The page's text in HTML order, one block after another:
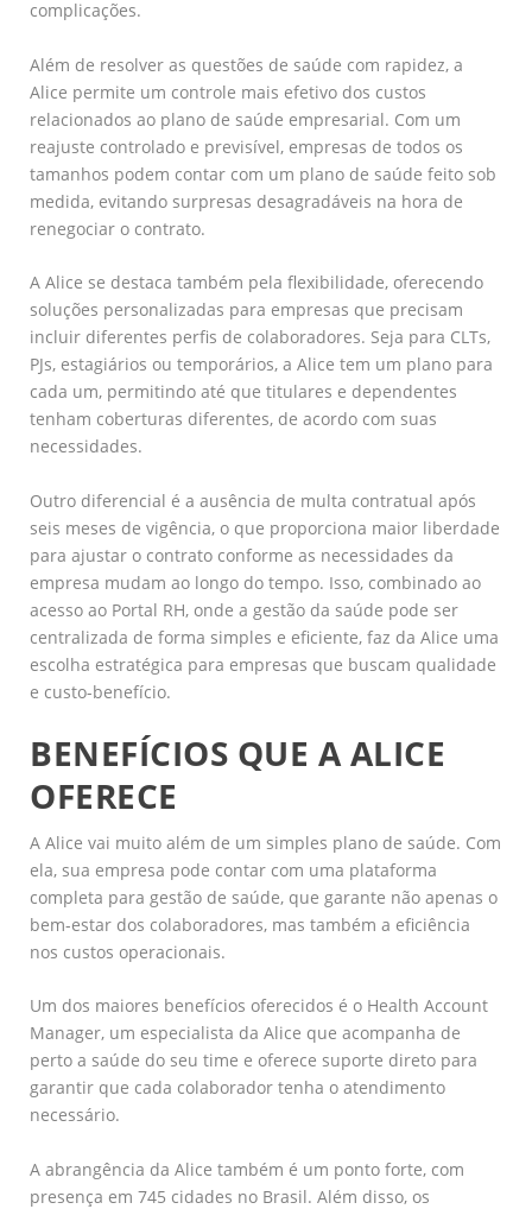
complicações.
Além de resolver as questões de saúde com rapidez, a
Alice permite um controle mais efetivo dos custos
relacionados ao plano de saúde empresarial. Com um
reajuste controlado e previsível, empresas de todos os
tamanhos podem contar com um plano de saúde feito sob
medida, evitando surpresas desagradáveis na hora de
renegociar o contrato.
A Alice se destaca também pela flexibilidade, oferecendo
soluções personalizadas para empresas que precisam
incluir diferentes perfis de colaboradores. Seja para CLTs,
PJs, estagiários ou temporários, a Alice tem um plano para
cada um, permitindo até que titulares e dependentes
tenham coberturas diferentes, de acordo com suas
necessidades.
Outro diferencial é a ausência de multa contratual após
seis meses de vigência, o que proporciona maior liberdade
para ajustar o contrato conforme as necessidades da
empresa mudam ao longo do tempo. Isso, combinado ao
acesso ao Portal RH, onde a gestão da saúde pode ser
centralizada de forma simples e eficiente, faz da Alice uma
escolha estratégica para empresas que buscam qualidade
e custo-benefício.
BENEFÍCIOS QUE A ALICE
OFERECE
A Alice vai muito além de um simples plano de saúde. Com
ela, sua empresa pode contar com uma plataforma
completa para gestão de saúde, que garante não apenas o
bem-estar dos colaboradores, mas também a eficiência
nos custos operacionais.
Um dos maiores benefícios oferecidos é o Health Account
Manager, um especialista da Alice que acompanha de
perto a saúde do seu time e oferece suporte direto para
garantir que cada colaborador tenha o atendimento
necessário.
A abrangência da Alice também é um ponto forte, com
presença em 745 cidades no Brasil. Além disso, os